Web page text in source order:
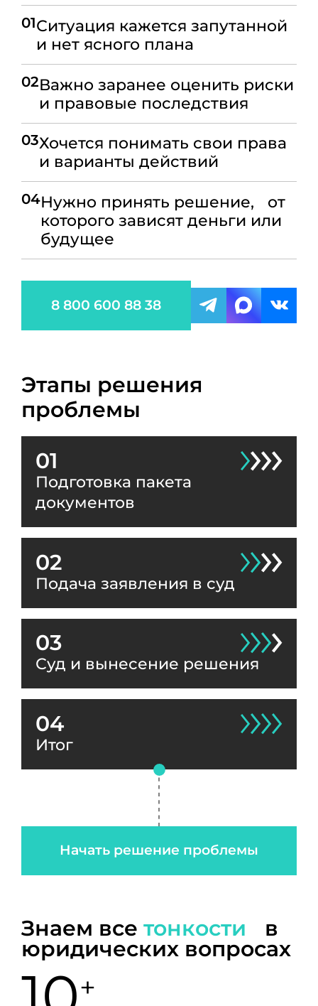
01Ситуация кажется запутанной
и нет ясного плана
02Важно заранее оценить риски
и правовые последствия
03Хочется понимать свои права
и варианты действий
04Нужно принять решение, от
которого зависят деньги или
будущее
8 800 600 88 38
Этапы решения
проблемы
01
Подготовка пакета
документов
02
Подача заявления в суд
03
Суд и вынесение решения
04
Итог
Начать решение проблемы
Знаем все тонкости в
юридических вопросах
+